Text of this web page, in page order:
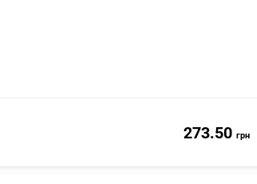
273.50 грн